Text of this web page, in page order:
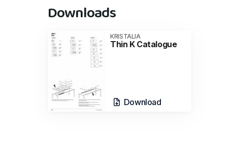
Downloads
KRISTALIA
Thin K Catalogue
Download